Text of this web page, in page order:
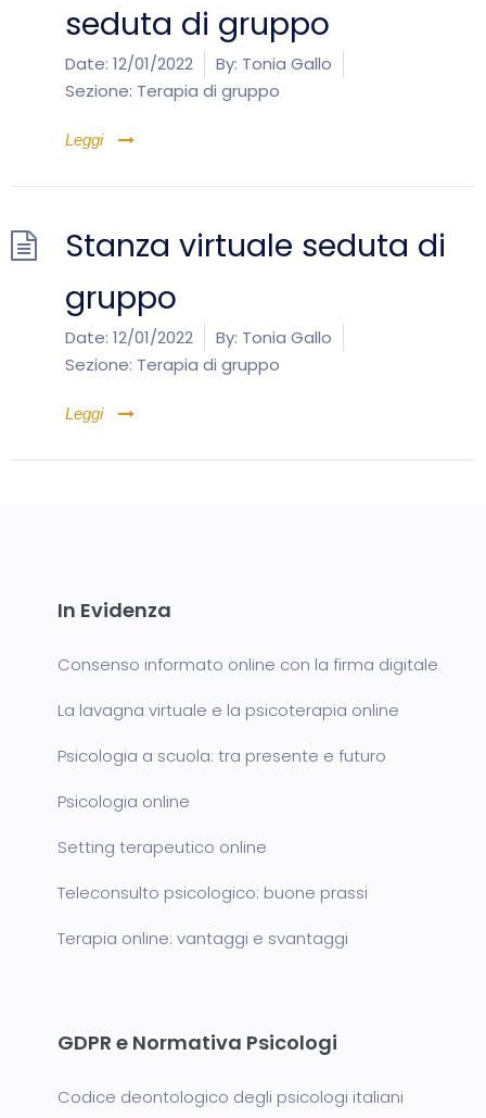
seduta di gruppo
Date: 12/01/2022 By: Tonia Gallo
Sezione: Terapia di gruppo
Leggi
Stanza virtuale seduta di
gruppo
Date: 12/01/2022 By: Tonia Gallo
Sezione: Terapia di gruppo
Leggi
In Evidenza
Consenso informato online con la firma digitale
La lavagna virtuale e la psicoterapia online
Psicologia a scuola: tra presente e futuro
Psicologia online
Setting terapeutico online
Teleconsulto psicologico: buone prassi
Terapia online: vantaggi e svantaggi
GDPR e Normativa Psicologi
Codice deontologico degli psicologi italiani